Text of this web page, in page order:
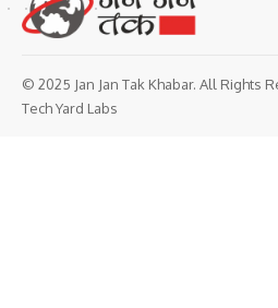
© 2025 Jan Jan Tak Khabar. All Rights
Tech Yard Labs